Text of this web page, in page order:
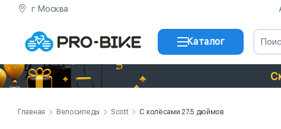
г Москва
Каталог
Главная Велосипеды Scott С колёсами 27.5 дюймов